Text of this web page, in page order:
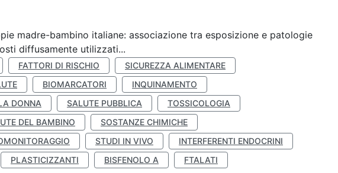
madre-bambino italiane: associazione tra esposizione e patologie
diffusamente utilizzati...
FATTORI DI RISCHIO
SICUREZZA ALIMENTARE
BIOMARCATORI
INQUINAMENTO
DONNA SALUTE PUBBLICA
TOSSICOLOGIA
DEL BAMBINO
SOSTANZE CHIMICHE
STUDI IN VIVO
INTERFERENTI ENDOCRINI
PLASTICIZZANTI BISFENOLO A
FTALATI